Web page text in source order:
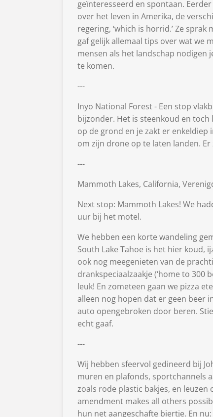
geïnteresseerd en spontaan.
over het leven in Amerika, de
regering, ‘which is horrid.’ Ze
gaf gelijk allemaal tips over wat we
mensen als het landschap nodigen
te komen.
---
Inyo National Forest - Een stop
bijzonder. Het is steenkoud en
op de grond en je zakt er enkeldiep
om zijn drone op te laten landen.
---
Mammoth Lakes, California,
Next stop: Mammoth Lakes! We
uur bij het motel.
We hebben een korte wandeling
South Lake Tahoe is het hier koud,
ook nog meegenieten van de
drankspeciaalzaakje (‘home to 300
leuk! En zometeen gaan we pizza
alleen nog hopen dat er geen beer
auto opengebroken door beren.
echt gaaf.
---
Wij hebben sfeervol gedineerd bij
muren en plafonds, sportchannels
zoals rode plastic bakjes, en leuzen
amendment makes all others
hun net aangeschafte biertje. En